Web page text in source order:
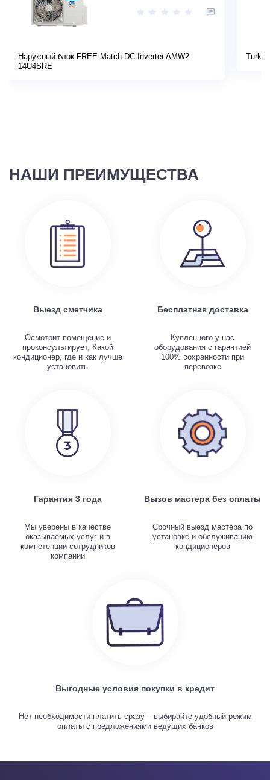
Наружный блок FREE Match DC Inverter AMW2-
14U4SRE
НАШИ ПРЕИМУЩЕСТВА
Выезд сметчика
Осмотрит помещение и
проконсультирует, Какой
кондиционер, где и как лучше
установить
Бесплатная доставка
Купленного у нас
оборудования с гарантией
100% сохранности при
перевозке
Гарантия 3 года
Мы уверены в качестве
оказываемых услуг и в
компетенции сотрудников
компании
Вызов мастера без оплаты
Срочный выезд мастера по
установке и обслуживанию
кондиционеров
Выгодные условия покупки в кредит
Нет необходимости платить сразу – выбирайте удобный режим
оплаты с предложениями ведущих банков